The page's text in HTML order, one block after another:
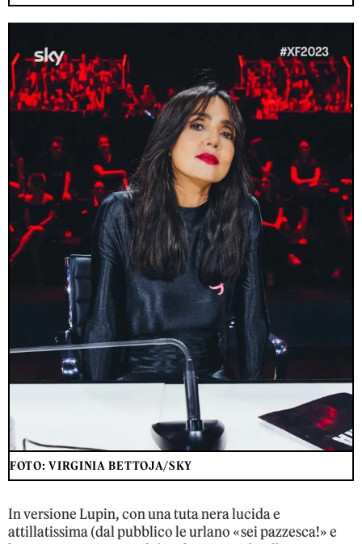
FOTO: VIRGINIA BETTOJA/SKY
In versione Lupin, con una tuta nera lucida e
attillatissima (dal pubblico le urlano «sei pazzesca!» e